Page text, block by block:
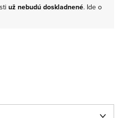
už nebudú doskladnené. Ide o